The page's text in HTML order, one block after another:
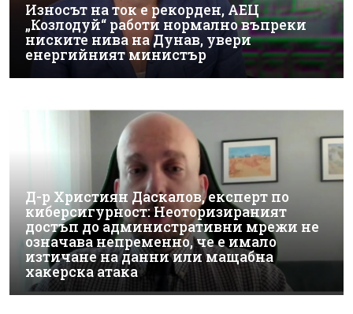
Износът на ток е рекорден, АЕЦ
„Козлодуй“ работи нормално въпреки
ниските нива на Дунав, увери
енергийният министър
Д-р Християн Даскалов, експерт по
киберсигурност: Неоторизираният
достъп до административни мрежи не
означава непременно, че е имало
изтичане на данни или мащабна
хакерска атака